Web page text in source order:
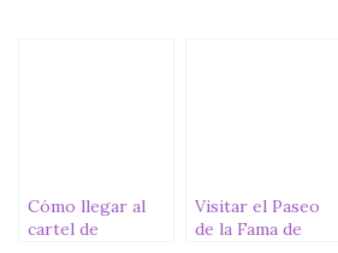
Cómo llegar al
cartel de
Visitar el Paseo
de la Fama de